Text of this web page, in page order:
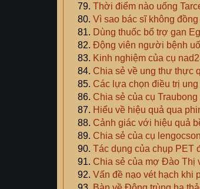
Thời điểm nào uống
Vì sao bác sĩ không
Dùng thuốc bổ trợ gan
Động viên người bệnh
Kinh nghiệm của cụ
Chia sẻ về ung thư thực
Các lựa chọn điều trị
Chia sẻ của cụ Traubong
Hiểu về hiệu quả qua
Cảnh giác với hiệu quả
Chia sẻ của cụ
Tác dụng của chụp PET
Chia sẻ của mợ Đào Thị
Vấn đề nạo vét hạch khi